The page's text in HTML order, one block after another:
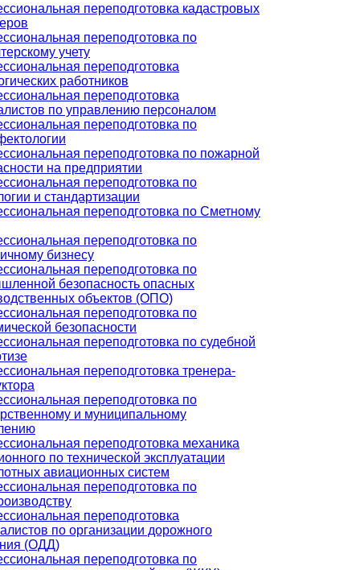
переподготовка кадастровых
переподготовка по
учету
переподготовка
работников
переподготовка
по управлению персоналом
переподготовка по
переподготовка по пожарной
на предприятии
переподготовка по
и стандартизации
переподготовка по Сметному
переподготовка по
бизнесу
переподготовка по
безопасность опасных
объектов (ОПО)
переподготовка по
безопасности
переподготовка по судебной
переподготовка тренера-
переподготовка по
и муниципальному
переподготовка механика
по технической эксплуатации
авиационных систем
переподготовка по
переподготовка
по организации дорожного
(ОДД)
переподготовка по